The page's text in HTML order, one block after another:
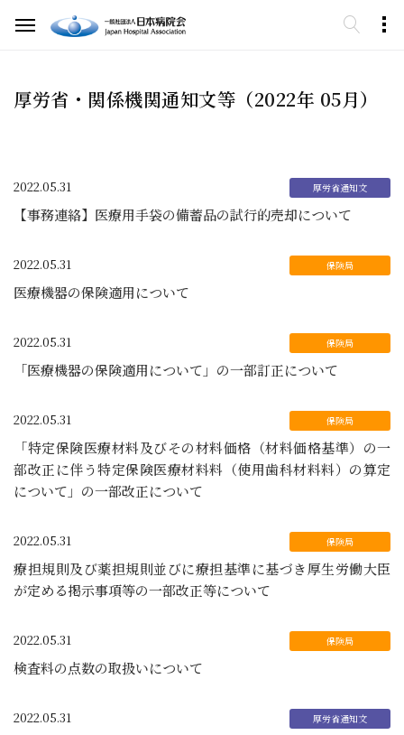
厚労省・関係機関通知文等（2022年 05月）
2022.05.31
【事務連絡】医療用手袋の備蓄品の試行的売却について
2022.05.31
医療機器の保険適用について
2022.05.31
「医療機器の保険適用について」の一部訂正について
2022.05.31
「特定保険医療材料及びその材料価格（材料価格基準）の一
部改正に伴う特定保険医療材料料（使用歯科材料料）の算定
について」の一部改正について
2022.05.31
療担規則及び薬担規則並びに療担基準に基づき厚生労働大臣
が定める掲示事項等の一部改正等について
2022.05.31
検査料の点数の取扱いについて
2022.05.31